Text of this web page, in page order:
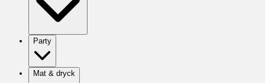
Party
Mat & dryck